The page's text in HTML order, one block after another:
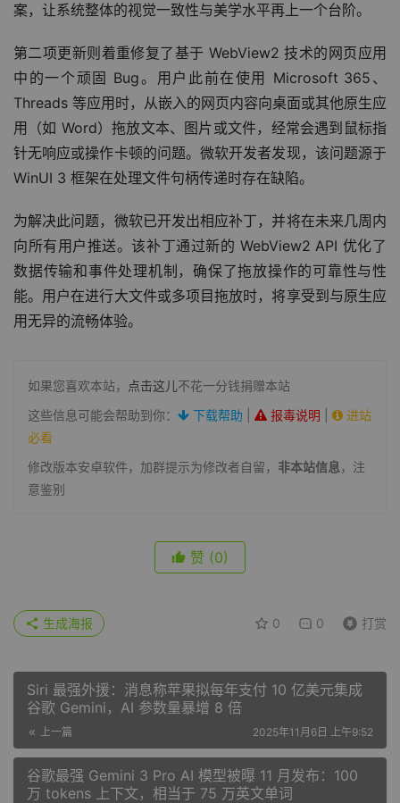
案，让系统整体的视觉一致性与美学水平再上一个台阶。
第二项更新则着重修复了基于 WebView2 技术的网页应用
中的一个顽固 Bug。用户此前在使用 Microsoft 365、
Threads 等应用时，从嵌入的网页内容向桌面或其他原生应
用（如 Word）拖放文本、图片或文件，经常会遇到鼠标指
针无响应或操作卡顿的问题。微软开发者发现，该问题源于
WinUI 3 框架在处理文件句柄传递时存在缺陷。
为解决此问题，微软已开发出相应补丁，并将在未来几周内
向所有用户推送。该补丁通过新的 WebView2 API 优化了
数据传输和事件处理机制，确保了拖放操作的可靠性与性
能。用户在进行大文件或多项目拖放时，将享受到与原生应
用无异的流畅体验。
如果您喜欢本站， 点击这儿不花一分钱捐赠本站
这些信息可能会帮助到你：
下载帮助 报毒说明
进站
必看
修改版本安卓软件，加群提示为修改者自留， 非本站信息，注
意鉴别
赞 (0)
0 0 打赏
生成海报
Siri 最强外援：消息称苹果拟每年支付 10 亿美元集成
谷歌 Gemini，AI 参数量暴增 8 倍
上一篇 2025年11月6日 上午9:52
谷歌最强 Gemini 3 Pro AI 模型被曝 11 月发布：100
万 tokens 上下文，相当于 75 万英文单词